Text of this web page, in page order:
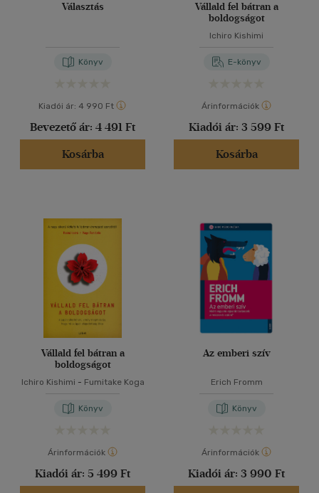
Választás
Könyv
Kiadói ár: 4 990 Ft
Bevezető ár: 4 491 Ft
Kosárba
Vállald fel bátran a
boldogságot
Ichiro Kishimi
E-könyv
Árinformációk
Kiadói ár: 3 599 Ft
Kosárba
Vállald fel bátran a
boldogságot
Ichiro Kishimi - Fumitake Koga
Könyv
Árinformációk
Kiadói ár: 5 499 Ft
Az emberi szív
Erich Fromm
Könyv
Árinformációk
Kiadói ár: 3 990 Ft